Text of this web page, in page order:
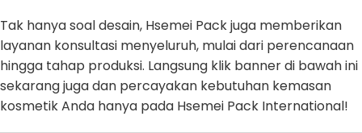
Tak hanya soal desain, Hsemei Pack juga memberikan
layanan konsultasi menyeluruh, mulai dari perencanaan
hingga tahap produksi. Langsung klik banner di bawah ini
sekarang juga dan percayakan kebutuhan kemasan
kosmetik Anda hanya pada Hsemei Pack International!